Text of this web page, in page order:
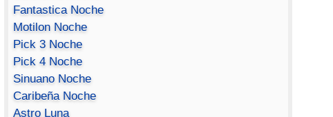
Fantastica Noche
Motilon Noche
Pick 3 Noche
Pick 4 Noche
Sinuano Noche
Caribeña Noche
Astro Luna